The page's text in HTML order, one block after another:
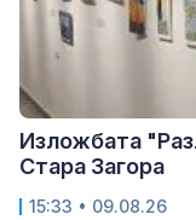
Изложбата
Стара Загора
15:33 • 09.08.26